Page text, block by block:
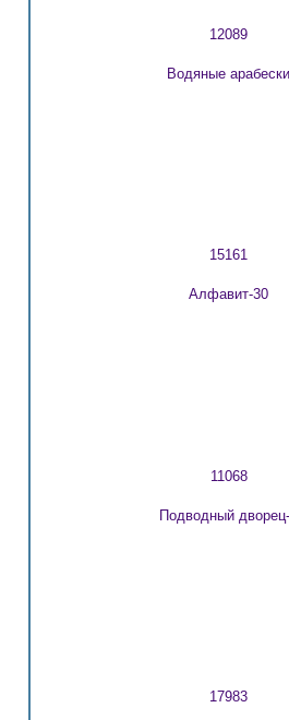
12089
Водяные арабески
15161
Алфавит-30
11068
Подводный
17983